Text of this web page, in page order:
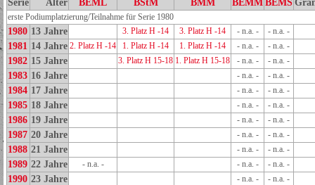
Serie Alter BEML BStM BMM BEMM BEMS
erste Podiumplatzierung/Teilnahme für Serie 1980
1980 13 Jahre 3. Platz H -14 3. Platz H -14 - n.a. - - n.a. -
1981 14 Jahre 2. Platz H -14 1. Platz H -14 1. Platz H -14 - n.a. - - n.a. -
1982 15 Jahre 3. Platz H 15-18 1. Platz H 15-18 - n.a. - - n.a. -
1983 16 Jahre - n.a. - - n.a. -
1984 17 Jahre - n.a. - - n.a. -
1985 18 Jahre - n.a. - - n.a. -
1986 19 Jahre - n.a. - - n.a. -
1987 20 Jahre - n.a. - - n.a. -
1988 21 Jahre - n.a. - - n.a. -
1989 22 Jahre - n.a. - - n.a. - - n.a. -
1990 23 Jahre - n.a. - - n.a. -